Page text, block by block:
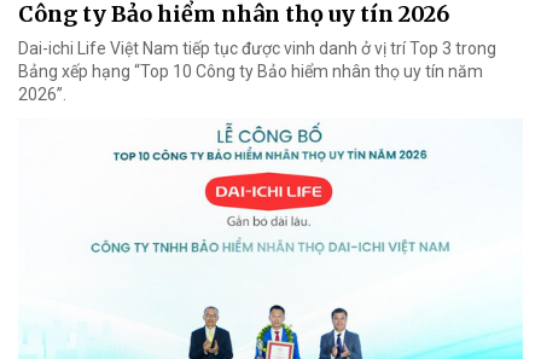
Công ty Bảo hiểm nhân thọ uy tín 2026
Dai-ichi Life Việt Nam tiếp tục được vinh danh ở vị trí Top 3 trong
Bảng xếp hạng “Top 10 Công ty Bảo hiểm nhân thọ uy tín năm
2026”.